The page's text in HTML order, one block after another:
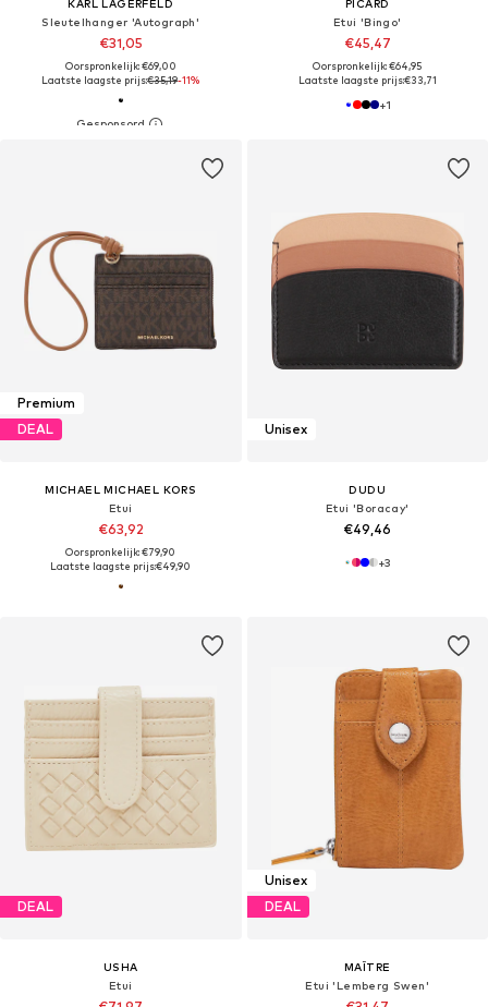
KARL LAGERFELD
Sleutelhanger 'Autograph'
€31,05
Oorspronkelijk: €69,00
Laatste laagste prijs:€35,19-11%
PICARD
Etui 'Bingo'
€45,47
Oorspronkelijk: €64,95
Laatste laagste prijs:€33,71
+1
Premium
DEAL
MICHAEL MICHAEL KORS
Etui
€63,92
Oorspronkelijk: €79,90
Laatste laagste prijs:€49,90
Unisex
DUDU
Etui 'Boracay'
€49,46
+3
DEAL
USHA
Etui
Unisex
DEAL
MAÎTRE
Etui 'Lemberg Swen'